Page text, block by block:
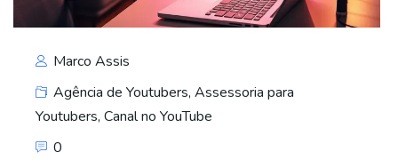
Marco Assis
Agência de Youtubers, Assessoria para
Youtubers, Canal no YouTube
0